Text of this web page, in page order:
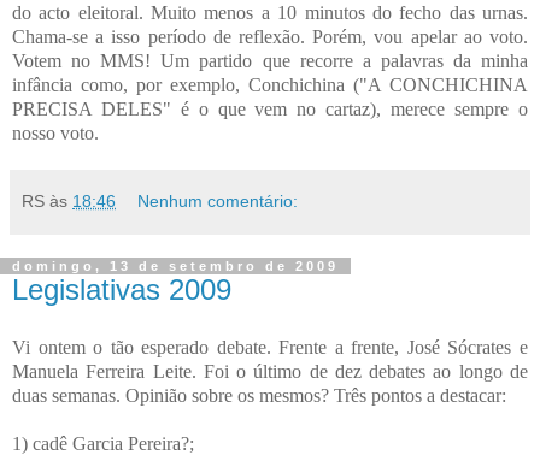
do acto eleitoral. Muito menos a 10 minutos do fecho das urnas.
Chama-se a isso período de reflexão. Porém, vou apelar ao voto.
Votem no MMS! Um partido que recorre a palavras da minha
infância como, por exemplo, Conchichina ("A CONCHICHINA
PRECISA DELES" é o que vem no cartaz), merece sempre o
nosso voto.
RS às 18:46 Nenhum comentário:
domingo, 13 de setembro de 2009
Legislativas 2009
Vi ontem o tão esperado debate. Frente a frente, José Sócrates e
Manuela Ferreira Leite. Foi o último de dez debates ao longo de
duas semanas. Opinião sobre os mesmos? Três pontos a destacar:
1) cadê Garcia Pereira?;